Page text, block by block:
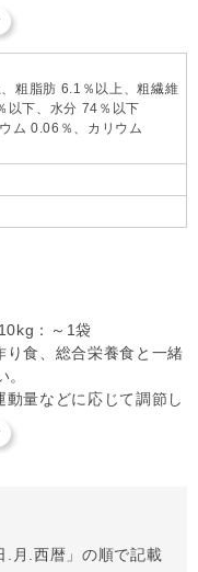
粗脂肪 6.1％以上、粗繊維
以下、水分 74％以下
ム 0.06％、カリウム
：～1袋
り食、総合栄養食と一緒
量などに応じて調節し
.月.西暦」の順で記載